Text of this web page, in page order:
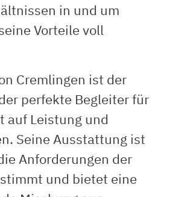
in und um
Vorteile voll
Cremlingen ist der
perfekte Begleiter für
auf Leistung und
Seine Ausstattung ist
Anforderungen der
und bietet eine